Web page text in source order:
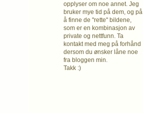
opplyser om noe annet. Jeg
bruker mye tid på dem, og på
å finne de "rette" bildene,
som er en kombinasjon av
private og nettfunn. Ta
kontakt med meg på forhånd
dersom du ønsker låne noe
fra bloggen min.
Takk :)